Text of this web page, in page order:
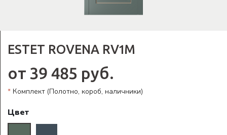
ESTET ROVENA RV1M
от 39 485 руб.
* Комплект (Полотно, короб, наличники)
Цвет